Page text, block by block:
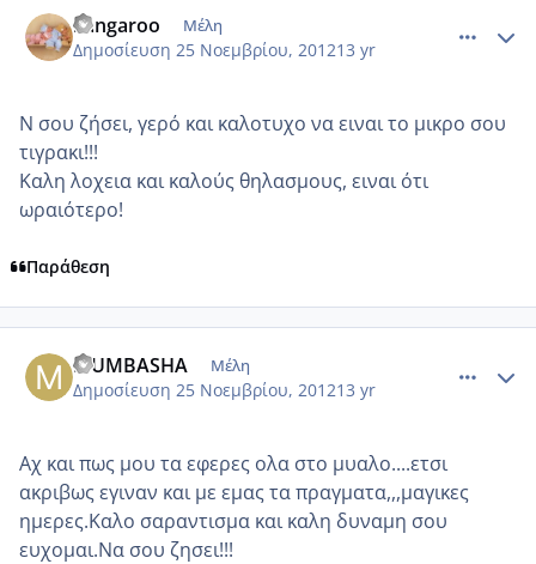
kangaroo Μέλη
Δημοσίευση 25 Νοεμβρίου, 201213 yr
Ν σου ζήσει, γερό και καλοτυχο να ειναι το μικρο σου
τιγρακι!!!
Καλη λοχεια και καλούς θηλασμους, ειναι ότι
ωραιότερο!
Παράθεση
MUMBASHA Μέλη
Δημοσίευση 25 Νοεμβρίου, 201213 yr
Αχ και πως μου τα εφερες ολα στο μυαλο....ετσι
ακριβως εγιναν και με εμας τα πραγματα,,,μαγικες
ημερες.Καλο σαραντισμα και καλη δυναμη σου
ευχομαι.Να σου ζησει!!!